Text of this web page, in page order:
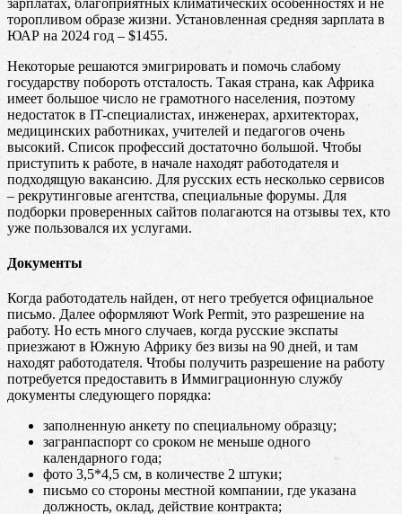
торопливом образе жизни. Установленная средняя зарплата в
ЮАР на 2024 год – $1455.
Некоторые решаются эмигрировать и помочь слабому
государству побороть отсталость. Такая страна, как Африка
имеет большое число не грамотного населения, поэтому
недостаток в IT-специалистах, инженерах, архитекторах,
медицинских работниках, учителей и педагогов очень
высокий. Список профессий достаточно большой. Чтобы
приступить к работе, в начале находят работодателя и
подходящую вакансию. Для русских есть несколько сервисов
– рекрутинговые агентства, специальные форумы. Для
подборки проверенных сайтов полагаются на отзывы тех, кто
уже пользовался их услугами.
Документы
Когда работодатель найден, от него требуется официальное
письмо. Далее оформляют Work Permit, это разрешение на
работу. Но есть много случаев, когда русские экспаты
приезжают в Южную Африку без визы на 90 дней, и там
находят работодателя. Чтобы получить разрешение на работу
потребуется предоставить в Иммиграционную службу
документы следующего порядка:
заполненную анкету по специальному образцу;
загранпаспорт со сроком не меньше одного
календарного года;
фото 3,5*4,5 см, в количестве 2 штуки;
письмо со стороны местной компании, где указана
должность, оклад, действие контракта;